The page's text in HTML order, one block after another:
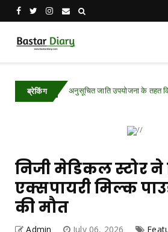
ब्रेकिंग
अनुसूचित जाति उपयोजना के तहत किसानों को
निजी मेडिकल स्टोर ने
एक्सपायरी मिल्क
की मौत
Admin July 06, 2026